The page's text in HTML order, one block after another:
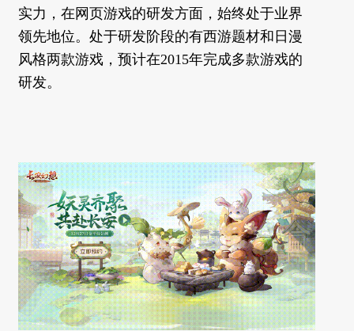
实力，在网页游戏的研发方面，始终处于业界
领先地位。处于研发阶段的有西游题材和日漫
风格两款游戏，预计在2015年完成多款游戏的
研发。